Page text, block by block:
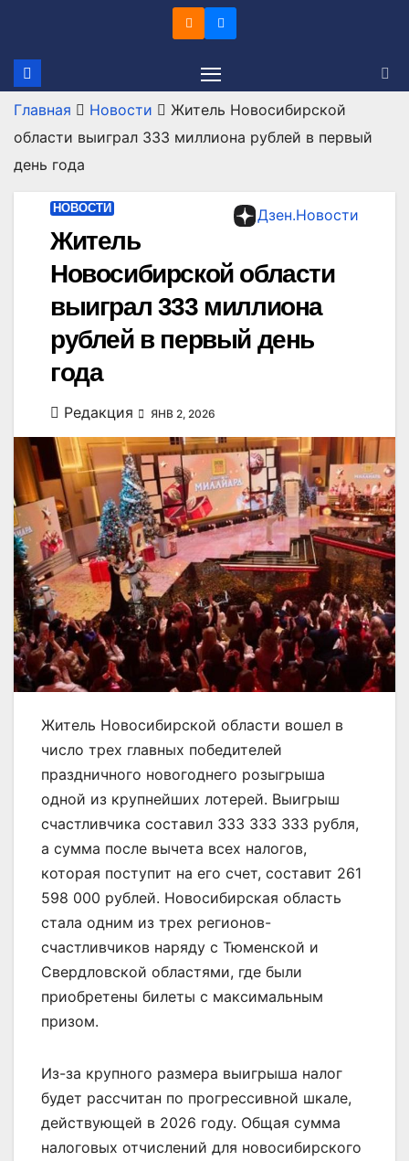
содержимому
Главная Новости
Житель Новосибирской
области выиграл 333 миллиона рублей в первый
день года
Дзен.Новости
НОВОСТИ
Житель
Новосибирской области
выиграл 333 миллиона
рублей в первый день
года
Редакция ЯНВ 2, 2026
Житель Новосибирской области вошел в
число трех главных победителей
праздничного новогоднего розыгрыша
одной из крупнейших лотерей. Выигрыш
счастливчика составил 333 333 333 рубля,
а сумма после вычета всех налогов,
которая поступит на его счет, составит 261
598 000 рублей. Новосибирская область
стала одним из трех регионов-
счастливчиков наряду с Тюменской и
Свердловской областями, где были
приобретены билеты с максимальным
призом.
Из-за крупного размера выигрыша налог
будет рассчитан по прогрессивной шкале,
действующей в 2026 году. Общая сумма
налоговых отчислений для новосибирского